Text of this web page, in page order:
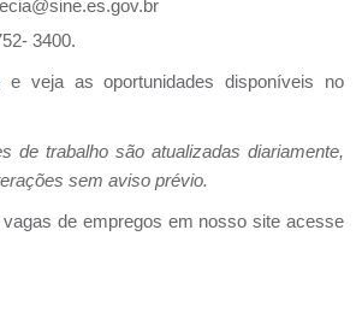
3400.
e veja as oportunidades disponíveis no
de trabalho são atualizadas diariamente,
sem aviso prévio.
de empregos em nosso site acesse